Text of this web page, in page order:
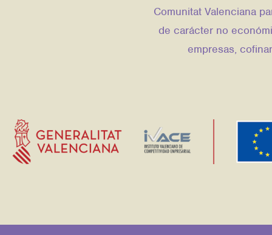
Comunitat Valenciana
de carácter no
empresas,